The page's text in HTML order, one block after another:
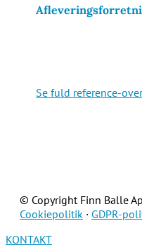
Se fuld reference-
© Copyright Finn Balle
Cookiepolitik · GDPR-
KONTAKT